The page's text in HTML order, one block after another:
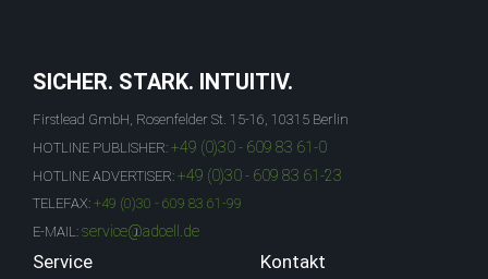
SICHER. STARK. INTUITIV.
Firstlead GmbH, Rosenfelder St. 15-16, 10315 Berlin
HOTLINE PUBLISHER: +49 (0)30 - 609 83 61-0
HOTLINE ADVERTISER: +49 (0)30 - 609 83 61-23
TELEFAX: +49 (0)30 - 609 83 61-99
E-MAIL: service@adcell.de
Service Kontakt